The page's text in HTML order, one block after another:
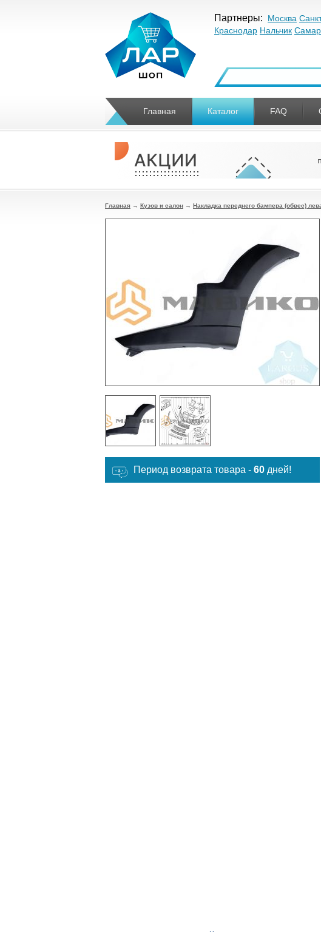
Партнеры: Москва
Краснодар Нальчик
Главная Каталог FAQ
Главная → Кузов и салон → Накладка переднего бампера (обвес)
Период возврата товара - 60 дней!